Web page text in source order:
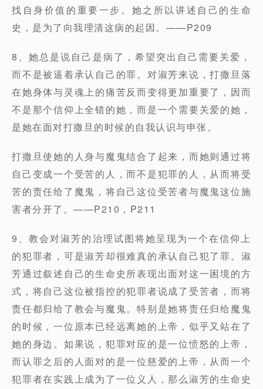
找自身价值的重要一步。她之所以讲述自己的生命
史，是为了向我理清这病的起因。——P209
8、她总是说自己是病了，希望突出自己需要关爱，
而不是被逼着承认自己的罪。对淑芳来说，打撒旦落
在她身体与灵魂上的痛苦反而变得更加重要了，因而
不是那个信仰上全错的她，而是一个需要关爱的她，
是她在面对打撒旦的时候的自我认识与申张。
打撒旦使她的人身与魔鬼结合了起来，而她则通过将
自己变成一个受苦的人，而不是犯罪的人，从而将受
苦的责任给了魔鬼，将自己这位受苦者与魔鬼这位施
害者分开了。——P210，P211
9、教会对淑芳的治理试图将她呈现为一个在信仰上
的犯罪者，可是淑芳却很难真的承认自己犯了罪。淑
芳通过叙述自己的生命史所表现出面对这一困境的方
式，将自己这位被指控的犯罪者说成了受苦者，而将
责任都归给了教会与魔鬼。特别是她将责任归给魔鬼
的时候，一位原本已经远离她的上帝，似乎又站在了
她的身边。如果说，犯罪对应的是一位愤怒的上帝，
而认罪之后的人面对的是一位慈爱的上帝，从而一个
犯罪者在实践上成为了一位义人，那么淑芳的生命史